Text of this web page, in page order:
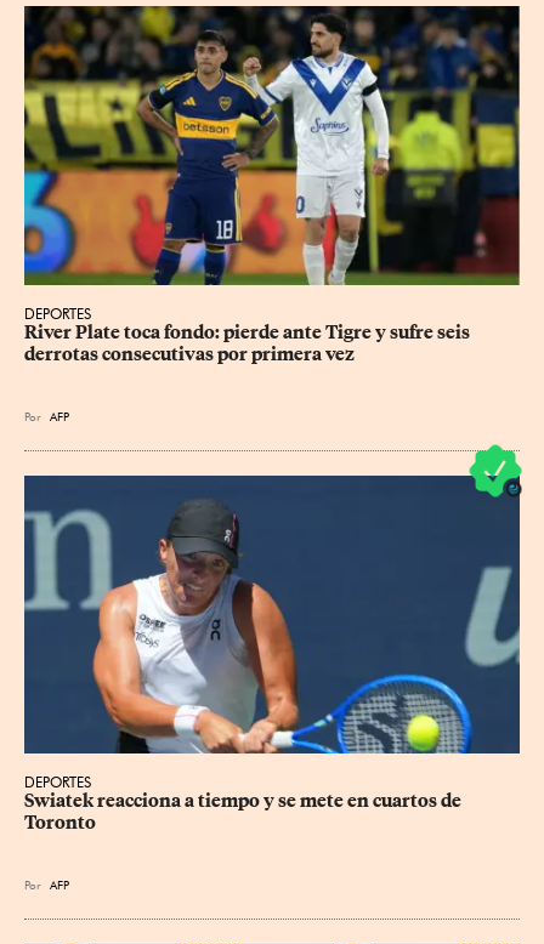
DEPORTES
River Plate toca fondo: pierde ante Tigre y sufre seis
derrotas consecutivas por primera vez
Por AFP
DEPORTES
Swiatek reacciona a tiempo y se mete en cuartos de
Toronto
Por AFP